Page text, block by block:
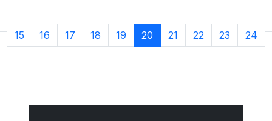
15 16 17 18 19 20 21 22 23 24